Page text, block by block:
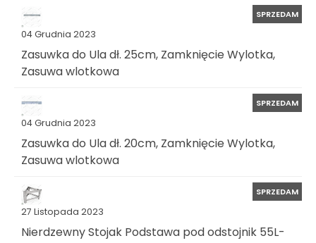
04 Grudnia 2023
SPRZEDAM
Zasuwka do Ula dł. 25cm, Zamknięcie Wylotka,
Zasuwa wlotkowa
04 Grudnia 2023
SPRZEDAM
Zasuwka do Ula dł. 20cm, Zamknięcie Wylotka,
Zasuwa wlotkowa
27 Listopada 2023
SPRZEDAM
Nierdzewny Stojak Podstawa pod odstojnik 55L-